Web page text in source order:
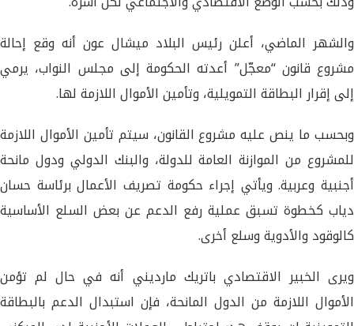
والشهر الماضي، أعلن رئيس البلاد ميشال عون أنه وقع إحالة
مشروع قانون “معجّل” أعدته الحكومة إلى مجلس النواب، يرمي
إلى إقرار البطاقة التمويلية، وتأمين الأموال اللازمة لها.
وبحسب ما ينص عليه مشروع القانون، سيتم تأمين الأموال اللازمة
للمشروع من الموازنة العامة للدولة، والبنك الدولي ودول مانحة
أجنبية وعربية. ويأتي إجراء حكومة تصريف الأعمال برئاسة حسان
دياب كخطوة تسبق عملية رفع الدعم عن بعض السلع الأساسية
كالوقود والأدوية وسلع أخرى.
ويرى الخبير الاقتصادي باتريك مارديني أنه في حال لم تؤمن
الأموال اللازمة من الدول المانحة، فإن استبدال الدعم بالبطاقة